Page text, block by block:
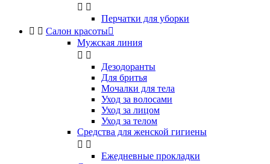
 
Перчатки для уборки
  Салон красоты
Мужская линия
 
Дезодоранты
Для бритья
Мочалки для тела
Уход за волосами
Уход за лицом
Уход за телом
Средства для женской гигиены
 
Ежедневные прокладки